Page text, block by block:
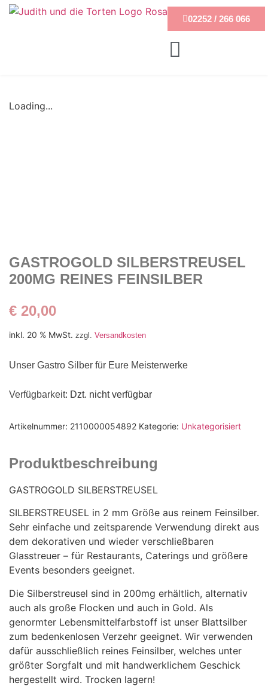
02252 / 266 066
Loading...
GASTROGOLD SILBERSTREUSEL
200MG REINES FEINSILBER
€ 20,00
inkl. 20 % MwSt. zzgl. Versandkosten
Unser Gastro Silber für Eure Meisterwerke
Verfügbarkeit: Dzt. nicht verfügbar
Artikelnummer: 2110000054892 Kategorie: Unkategorisiert
Produktbeschreibung
GASTROGOLD SILBERSTREUSEL
SILBERSTREUSEL in 2 mm Größe aus reinem Feinsilber.
Sehr einfache und zeitsparende Verwendung direkt aus
dem dekorativen und wieder verschließbaren
Glasstreuer – für Restaurants, Caterings und größere
Events besonders geeignet.
Die Silberstreusel sind in 200mg erhältlich, alternativ
auch als große Flocken und auch in Gold. Als
genormter Lebensmittelfarbstoff ist unser Blattsilber
zum bedenkenlosen Verzehr geeignet. Wir verwenden
dafür ausschließlich reines Feinsilber, welches unter
größter Sorgfalt und mit handwerklichem Geschick
hergestellt wird. Trocken lagern!